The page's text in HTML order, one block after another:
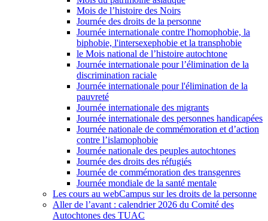
Mois de l’histoire des Noirs
Journée des droits de la personne
Journée internationale contre l'homophobie, la
biphobie, l'intersexephobie et la transphobie
le Mois national de l’histoire autochtone
Journée internationale pour l’élimination de la
discrimination raciale
Journée internationale pour l'élimination de la
pauvreté
Journée internationale des migrants
Journée internationale des personnes handicapées
Journée nationale de commémoration et d’action
contre l’islamophobie
Journée nationale des peuples autochtones
Journée des droits des réfugiés
Journée de commémoration des transgenres
Journée mondiale de la santé mentale
Les cours au webCampus sur les droits de la personne
Aller de l’avant : calendrier 2026 du Comité des
Autochtones des TUAC